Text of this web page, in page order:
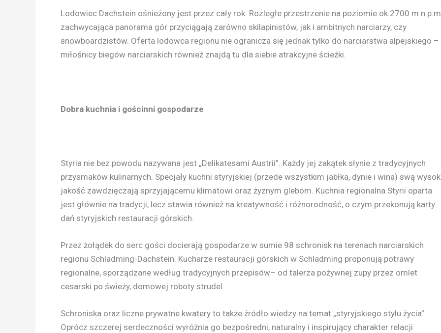
Lodowiec Dachstein ośnieżony jest przez cały rok. Rozległe przestrzenie na poziomie ok.2700 m
zachwycająca panorama gór przyciągają zarówno skilapinistów, jak i ambitnych narciarzy, czy
snowboardzistów. Oferta lodowca regionu nie ogranicza się jednak tylko do narciarstwa alpejskiego –
miłośnicy biegów narciarskich również znajdą tu dla siebie atrakcyjne ścieżki.
Dobra kuchnia i gościnni gospodarze
Styria nie bez powodu nazywana jest „Delikatesami Austrii”. Każdy jej zakątek słynie z tradycyjnych
przysmaków kulinarnych. Specjały kuchni styryjskiej (przede wszystkim jabłka, dynie i wina) swą
jakość zawdzięczają sprzyjającemu klimatowi oraz żyznym glebom. Kuchnia regionalna Styrii oparta
jest głównie na tradycji, lecz stawia również na kreatywność i różnorodność, o czym przekonują karty
dań styryjskich restauracji górskich.
Przez żołądek do serc gości docierają gospodarze w sumie 98 schronisk na terenach narciarskich
regionu Schladming-Dachstein. Kucharze restauracji górskich w Schladming proponują potrawy
regionalne, sporządzane według tradycyjnych przepisów– od talerza pożywnej zupy przez omlet
cesarski po świeży, domowej roboty strudel.
Schroniska oraz liczne prywatne kwatery to także źródło wiedzy na temat „styryjskiego stylu życia”.
Oprócz szczerej serdeczności wyróżnia go bezpośredni, naturalny i inspirujący charakter relacji